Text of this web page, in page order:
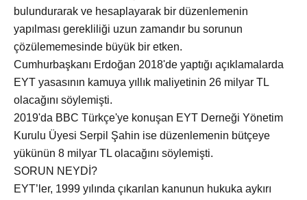
bulundurarak ve hesaplayarak bir düzenlemenin
yapılması gerekliliği uzun zamandır bu sorunun
çözülememesinde büyük bir etken.
Cumhurbaşkanı Erdoğan 2018'de yaptığı açıklamalarda
EYT yasasının kamuya yıllık maliyetinin 26 milyar TL
olacağını söylemişti.
2019'da BBC Türkçe'ye konuşan EYT Derneği Yönetim
Kurulu Üyesi Serpil Şahin ise düzenlemenin bütçeye
yükünün 8 milyar TL olacağını söylemişti.
SORUN NEYDİ?
EYT’ler, 1999 yılında çıkarılan kanunun hukuka aykırı